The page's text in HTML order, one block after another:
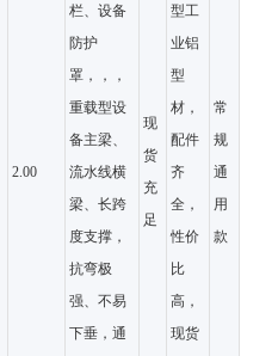
2.00
栏、设备
防护
罩，，，
重载型设
备主梁、
流水线横
梁、长跨
度支撑，
抗弯极
强、不易
下垂，通
现
货
充
足
型工
业铝
型
材，
配件
齐
全，
性价
比
高，
现货
常
规
通
用
款